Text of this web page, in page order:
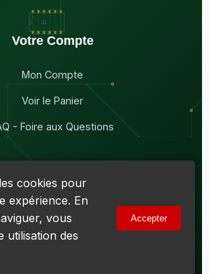
Votre Compte
Mon Compte
Voir le Panier
- Foire aux Questions
Électronique Inc.
& Cookies|
Conditions d'utilisation
du Québec (NEQ) :
• TVQ : 10-1702-3051TQ0001
cookies pour
expérience. En
vous
utilisation des
Accepter